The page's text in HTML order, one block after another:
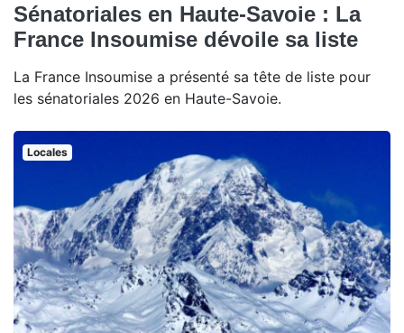
Sénatoriales en Haute-Savoie : La
France Insoumise dévoile sa liste
La France Insoumise a présenté sa tête de liste pour
les sénatoriales 2026 en Haute-Savoie.
Locales